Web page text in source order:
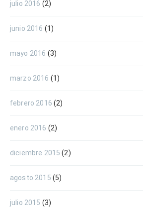
julio 2016 (2)
junio 2016 (1)
mayo 2016 (3)
marzo 2016 (1)
febrero 2016 (2)
enero 2016 (2)
diciembre 2015 (2)
agosto 2015 (5)
julio 2015 (3)